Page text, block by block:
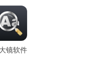
镜软件